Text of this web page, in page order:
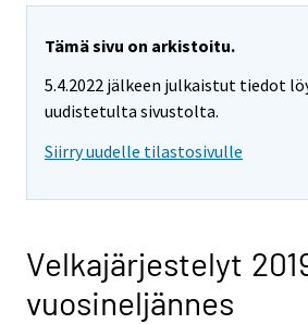
Tämä sivu on arkistoitu.
5.4.2022 jälkeen julkaistut tiedot
uudistetulta sivustolta.
Siirry uudelle tilastosivulle
Velkajärjestelyt
vuosineljännes